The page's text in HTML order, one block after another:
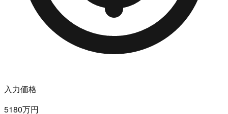
入力価格
5180万円